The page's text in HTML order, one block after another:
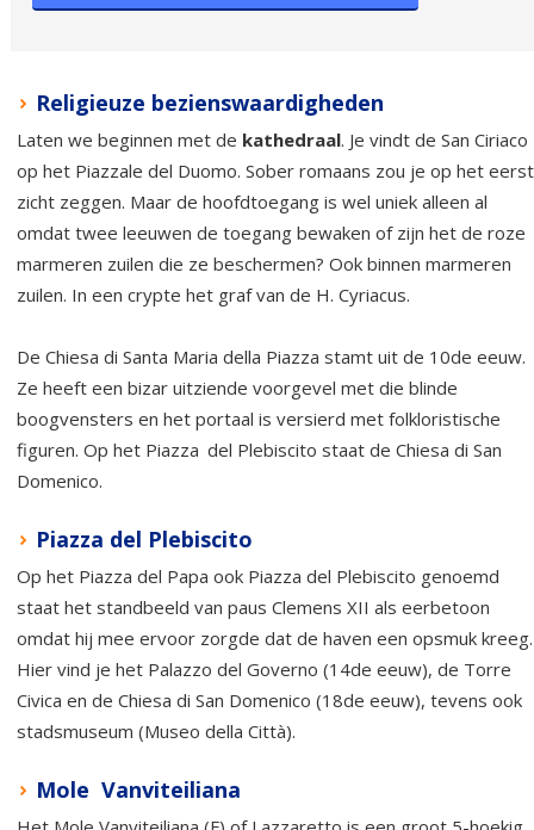
Religieuze bezienswaardigheden
Laten we beginnen met de kathedraal. Je vindt de San Ciriaco
op het Piazzale del Duomo. Sober romaans zou je op het
zicht zeggen. Maar de hoofdtoegang is wel uniek alleen al
omdat twee leeuwen de toegang bewaken of zijn het de roze
marmeren zuilen die ze beschermen? Ook binnen marmeren
zuilen. In een crypte het graf van de H. Cyriacus.
De Chiesa di Santa Maria della Piazza stamt uit de 10de eeuw.
Ze heeft een bizar uitziende voorgevel met die blinde
boogvensters en het portaal is versierd met folkloristische
figuren. Op het Piazza del Plebiscito staat de Chiesa di San
Domenico.
Piazza del Plebiscito
Op het Piazza del Papa ook Piazza del Plebiscito genoemd
staat het standbeeld van paus Clemens XII als eerbetoon
omdat hij mee ervoor zorgde dat de haven een opsmuk kreeg.
Hier vind je het Palazzo del Governo (14de eeuw), de Torre
Civica en de Chiesa di San Domenico (18de eeuw), tevens ook
stadsmuseum (Museo della Città).
Mole Vanviteiliana